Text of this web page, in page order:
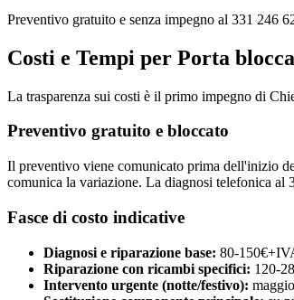
Preventivo gratuito e senza impegno al 331 246
Costi e Tempi per Porta
La trasparenza sui costi è il primo impegno di
Preventivo gratuito e bloccato
Il preventivo viene comunicato prima dell'inizio
comunica la variazione. La diagnosi telefonica al
Fasce di costo indicative
Diagnosi e riparazione base: 80-
Riparazione con ricambi specifici: 120-
Intervento urgente (notte/festivo):